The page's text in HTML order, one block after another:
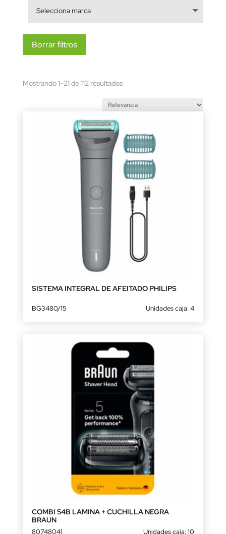
Borrar filtros
Mostrando 1–21 de 112 resultadosSorted
SISTEMA INTEGRAL DE AFEITADO PHILIPS
BG3480/15 Unidades caja: 4
COMBI 54B LAMINA + CUCHILLA NEGRA
BRAUN
80748041 Unidades caja: 10